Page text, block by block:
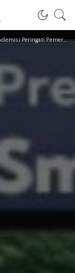
Belum Punya Pengalaman Bangun Kota & Jadi Tantangan Besar